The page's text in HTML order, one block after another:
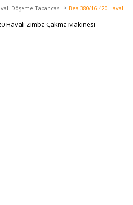
Döşeme Tabancası Bea 380/16-420 Havalı